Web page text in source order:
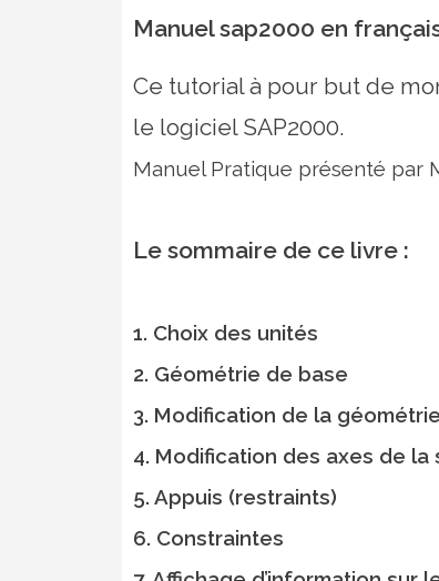
Manuel sap2000 en
Ce tutorial à pour but de
le logiciel SAP2000.
Manuel Pratique présenté par
Le sommaire de ce livre :
1. Choix des unités
2. Géométrie de base
3. Modification de la
4. Modification des axes de la
5. Appuis (restraints)
6. Constraintes